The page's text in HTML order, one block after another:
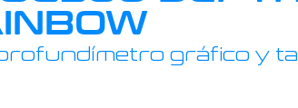
gráfico y